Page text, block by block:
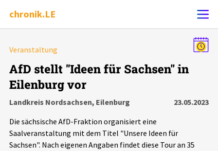
chronik.LE
Chronik
Leipziger Zustände
Veranstaltung
AfD stellt "Ideen für Sachsen" in
Eilenburg vor
Landkreis Nordsachsen, Eilenburg
23.05.2023
Die sächsische AfD-Fraktion organisiert eine
Saalveranstaltung mit dem Titel "Unsere Ideen für
Sachsen". Nach eigenen Angaben findet diese Tour an 35
Alle Ereignisse
7502 Ereignisse
Ereignisse